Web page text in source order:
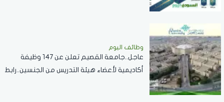
وظائف اليوم
عاجل..جامعة القصيم تعلن عن 147 وظيفة
أكاديمية لأعضاء هيئة التدريس من الجنسين..رابط